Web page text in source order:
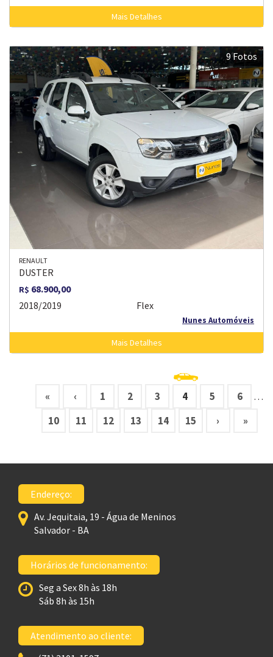
Mais Detalhes
9 Fotos
RENAULT
DUSTER
R$ 68.900,00
2018/2019
Flex
Nunes Automóveis
Mais Detalhes
« ‹ 1 2 3 4 5 6 …
10 11 12 13 14 15 › »
Endereço:
Av. Jequitaia, 19 - Água de Meninos
Salvador - BA
Horários de funcionamento:
Seg a Sex 8h às 18h
Sáb 8h às 15h
Atendimento ao cliente: